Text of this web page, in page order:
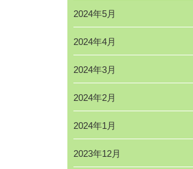
2024年5月
2024年4月
2024年3月
2024年2月
2024年1月
2023年12月